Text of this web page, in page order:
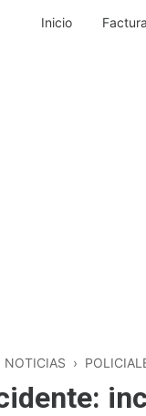
Inicio
NOTICIAS ›